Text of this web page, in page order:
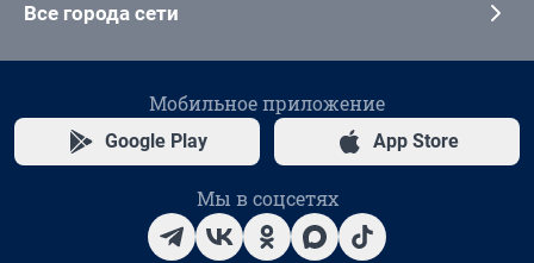
Все города сети
Мобильное приложение
Google Play App Store
Мы в соцсетях